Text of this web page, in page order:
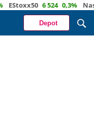
EStoxx50 6 524 0,3%
Depot